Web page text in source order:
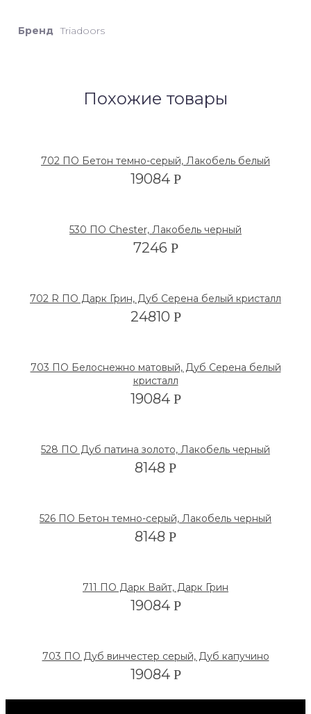
Бренд Triadoors
Похожие товары
702 ПО Бетон темно-серый, Лакобель белый
19084 Р
530 ПО Chester, Лакобель черный
7246 Р
702 R ПО Дарк Грин, Дуб Серена белый кристалл
24810 Р
703 ПО Белоснежно матовый, Дуб Серена белый
кристалл
19084 Р
528 ПО Дуб патина золото, Лакобель черный
8148 Р
526 ПО Бетон темно-серый, Лакобель черный
8148 Р
711 ПО Дарк Вайт, Дарк Грин
19084 Р
703 ПО Дуб винчестер серый, Дуб капучино
19084 Р